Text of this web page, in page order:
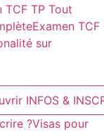
TCF TP Tout
Examen TCF
sur
INFOS &
?Visas pour